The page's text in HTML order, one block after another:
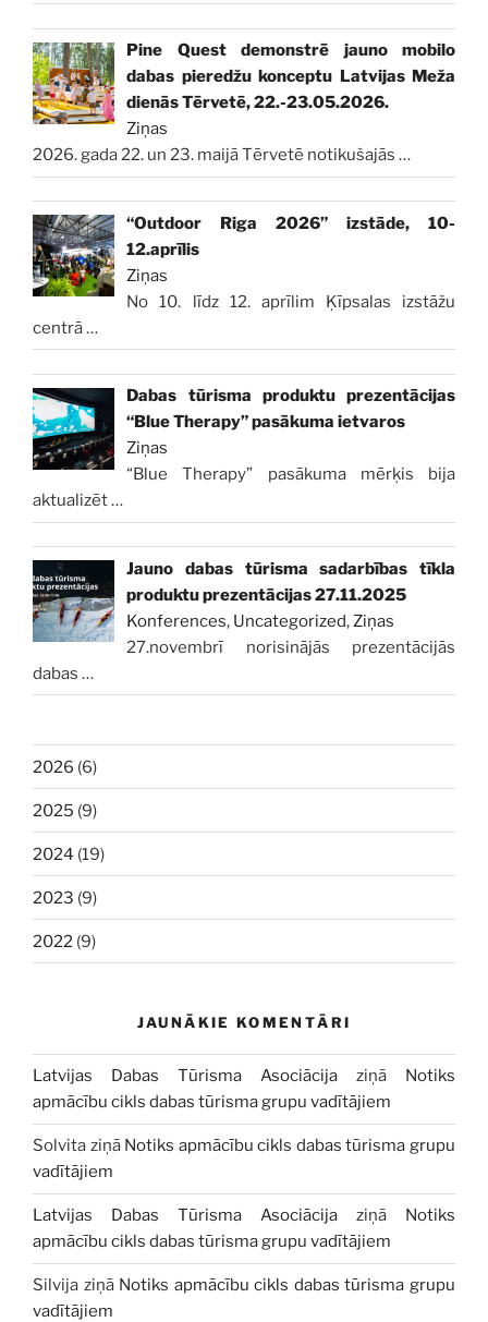
Pine Quest demonstrē jauno mobilo
dabas pieredžu konceptu Latvijas Meža
dienās Tērvetē, 22.-23.05.2026.
Ziņas
2026. gada 22. un 23. maijā Tērvetē notikušajās …
“Outdoor Riga 2026” izstāde, 10-
12.aprīlis
Ziņas
No 10. līdz 12. aprīlim Ķīpsalas izstāžu
centrā…
Dabas tūrisma produktu prezentācijas
“Blue Therapy” pasākuma ietvaros
Ziņas
“Blue Therapy” pasākuma mērķis bija
aktualizēt…
Jauno dabas tūrisma sadarbības tīkla
produktu prezentācijas 27.11.2025
Konferences, Uncategorized, Ziņas
27.novembrī norisinājās prezentācijās
dabas …
2026 (6)
2025 (9)
2024 (19)
2023 (9)
2022 (9)
JAUNĀKIE KOMENTĀRI
Latvijas Dabas Tūrisma Asociācija ziņā Notiks
apmācību cikls dabas tūrisma grupu vadītājiem
Solvita ziņā Notiks apmācību cikls dabas tūrisma grupu
vadītājiem
Latvijas Dabas Tūrisma Asociācija ziņā Notiks
apmācību cikls dabas tūrisma grupu vadītājiem
Silvija ziņā Notiks apmācību cikls dabas tūrisma grupu
vadītājiem